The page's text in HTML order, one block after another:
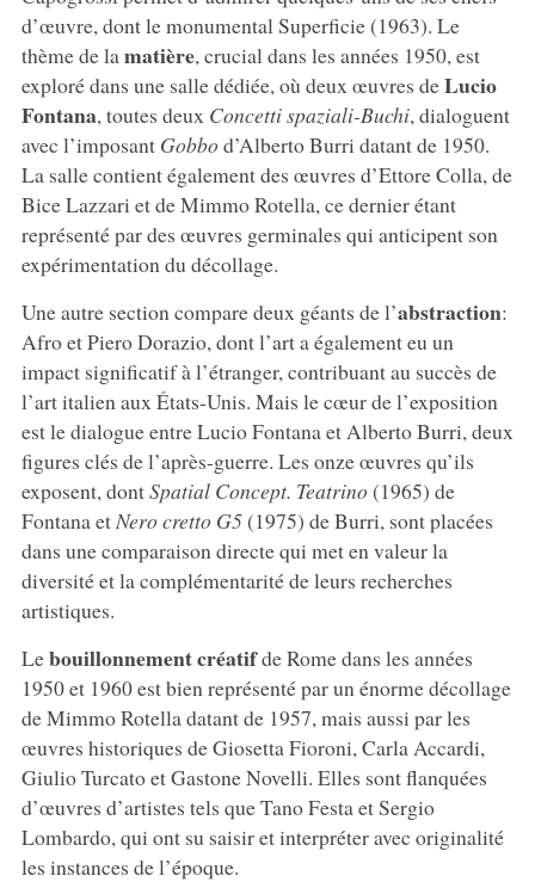
d’œuvre, dont le monumental Superficie (1963). Le
thème de la matière, crucial dans les années 1950, est
exploré dans une salle dédiée, où deux œuvres deLucio
Fontana, toutes deux Concetti spaziali-Buchi, dialoguent
avec l’imposant Gobbod’Alberto Burri datant de 1950.
La salle contient également des œuvres d’Ettore Colla, de
Bice Lazzari et de Mimmo Rotella, ce dernier étant
représenté par des œuvres germinales qui anticipent son
expérimentation du décollage.
Une autre section compare deux géants de l’abstraction:
Afro et Piero Dorazio, dont l’art a également eu un
impact significatif à l’étranger, contribuant au succès de
l’art italien aux États-Unis. Mais le cœur de l’exposition
est le dialogue entre Lucio Fontana et Alberto Burri, deux
figures clés de l’après-guerre. Les onze œuvres qu’ils
exposent, dontSpatial Concept. Teatrino(1965) de
Fontana et Nero cretto G5(1975) de Burri, sont placées
dans une comparaison directe qui met en valeur la
diversité et la complémentarité de leurs recherches
artistiques.
Lebouillonnement créatifde Rome dans les années
1950 et 1960 est bien représenté par un énorme décollage
de Mimmo Rotella datant de 1957, mais aussi par les
œuvres historiques de Giosetta Fioroni, Carla Accardi,
Giulio Turcato et Gastone Novelli. Elles sont flanquées
d’œuvres d’artistes tels que Tano Festa et Sergio
Lombardo, qui ont su saisir et interpréter avec originalité
les instances de l’époque.